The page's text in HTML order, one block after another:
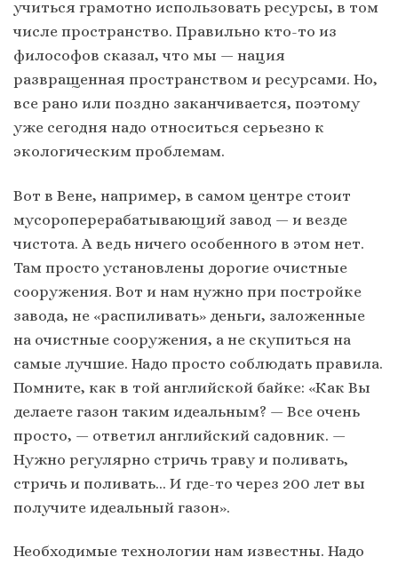
учиться грамотно использовать ресурсы, в том
числе пространство. Правильно кто-то из
философов сказал, что мы — нация
развращенная пространством и ресурсами. Но,
все рано или поздно заканчивается, поэтому
уже сегодня надо относиться серьезно к
экологическим проблемам.
Вот в Вене, например, в самом центре стоит
мусороперерабатывающий завод — и везде
чистота. А ведь ничего особенного в этом нет.
Там просто установлены дорогие очистные
сооружения. Вот и нам нужно при постройке
завода, не «распиливать» деньги, заложенные
на очистные сооружения, а не скупиться на
самые лучшие. Надо просто соблюдать правила.
Помните, как в той английской байке: «Как Вы
делаете газон таким идеальным? — Все очень
просто, — ответил английский садовник. —
Нужно регулярно стричь траву и поливать,
стричь и поливать… И где-то через 200 лет вы
получите идеальный газон».
Необходимые технологии нам известны. Надо